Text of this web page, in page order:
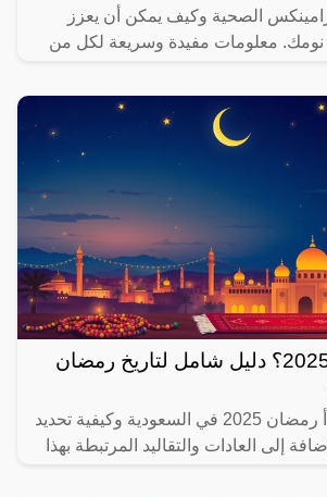
الصحية وكيف يمكن أن يعزز
معلومات مفيدة وسريعة لكل من
متى رمضان 2025؟ دليل شامل لتاريخ رمضان
اكتشف متى يبدأ رمضان 2025 في السعودية وكيفية تحديد
إلى العادات والتقاليد المرتبطة بهذا